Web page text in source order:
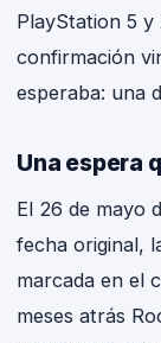
PlayStation 5 y
confirmación
esperaba: una
Una espera
El 26 de mayo
fecha original,
marcada en el
meses atrás